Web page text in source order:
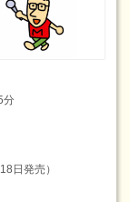
分
日発売）